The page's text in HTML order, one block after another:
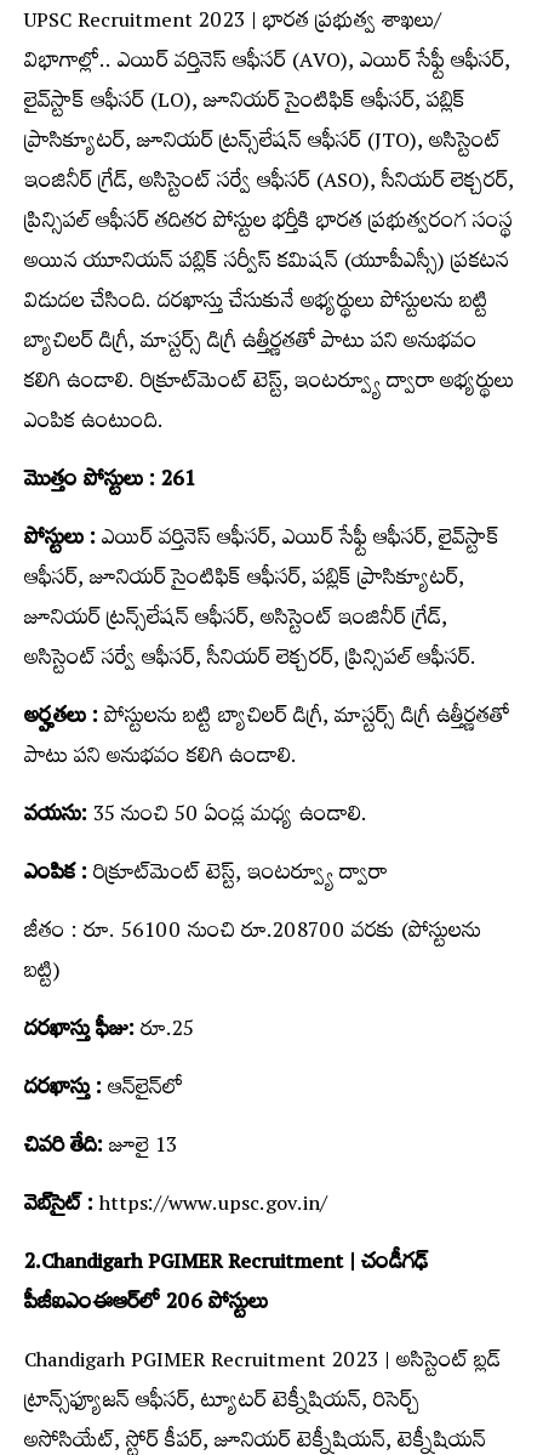
UPSC Recruitment 2023 | భార‌త‌ ప్రభుత్వ శాఖలు/
విభాగాల్లో.. ఎయిర్ వ‌ర్తినెస్ ఆఫీస‌ర్ (AVO), ఎయిర్ సేఫ్టీ ఆఫీస‌ర్,
లైవ్‌స్టాక్ ఆఫీస‌ర్ (LO), జూనియ‌ర్ సైంటిఫిక్ ఆఫీస‌ర్, ప‌బ్లిక్
ప్రాసిక్యూట‌ర్, జూనియ‌ర్ ట్ర‌న్స్‌లేష‌న్ ఆఫీస‌ర్ (JTO), అసిస్టెంట్
ఇంజినీర్ గ్రేడ్, అసిస్టెంట్ స‌ర్వే ఆఫీస‌ర్ (ASO), సీనియ‌ర్ లెక్చ‌ర‌ర్,
ప్రిన్సిప‌ల్ ఆఫీస‌ర్ త‌దిత‌ర పోస్టుల భ‌ర్తీకి భారత ప్రభుత్వరంగ సంస్థ
అయిన యూనియన్‌ పబ్లిక్‌ సర్వీస్‌ కమిషన్ (యూపీఎస్సీ) ప్ర‌క‌ట‌న
విడుద‌ల చేసింది. ద‌ర‌ఖాస్తు చేసుకునే అభ్య‌ర్థులు పోస్టుల‌ను బ‌ట్టి
బ్యాచిలర్ డిగ్రీ, మాస్టర్స్‌ డిగ్రీ ఉత్తీర్ణ‌తతో పాటు ప‌ని అనుభ‌వం
క‌లిగి ఉండాలి. రిక్రూట్‌మెంట్ టెస్ట్, ఇంటర్వ్యూ ద్వారా అభ్య‌ర్థులు
ఎంపిక ఉంటుంది.
మొత్తం పోస్టులు : 261
పోస్టులు :ఎయిర్ వ‌ర్తినెస్ ఆఫీస‌ర్, ఎయిర్ సేఫ్టీ ఆఫీస‌ర్, లైవ్‌స్టాక్
ఆఫీస‌ర్, జూనియ‌ర్ సైంటిఫిక్ ఆఫీస‌ర్, ప‌బ్లిక్ ప్రాసిక్యూట‌ర్,
జూనియ‌ర్ ట్ర‌న్స్‌లేష‌న్ ఆఫీస‌ర్, అసిస్టెంట్ ఇంజినీర్ గ్రేడ్,
అసిస్టెంట్ స‌ర్వే ఆఫీస‌ర్, సీనియ‌ర్ లెక్చ‌ర‌ర్, ప్రిన్సిప‌ల్ ఆఫీస‌ర్.
అర్హ‌త‌లు :పోస్టుల‌ను బ‌ట్టి బ్యాచిలర్ డిగ్రీ, మాస్టర్స్‌ డిగ్రీ ఉత్తీర్ణ‌తతో
పాటు ప‌ని అనుభ‌వం క‌లిగి ఉండాలి.
వయసు:35 నుంచి 50 ఏండ్ల మ‌ధ్య‌ ఉండాలి.
ఎంపిక :రిక్రూట్‌మెంట్ టెస్ట్, ఇంటర్వ్యూ ద్వారా
జీతం : రూ. 56100 నుంచి రూ.208700 వ‌ర‌కు (పోస్టులను
బ‌ట్టి)
దరఖాస్తు ఫీజు:రూ.25
దరఖాస్తు :ఆన్‌లైన్‌లో
చివరి తేది:జూలై 13
వెబ్‌సైట్ :https://www.upsc.gov.in/
2.Chandigarh PGIMER Recruitment | చండీగఢ్‌
పీజీఐఎంఈఆర్‌లో 206 పోస్టులు
Chandigarh PGIMER Recruitment 2023 | అసిస్టెంట్ బ్లడ్
ట్రాన్స్‌ఫ్యూజన్ ఆఫీసర్, ట్యూటర్ టెక్నీషియన్, రిసెర్చ్
అసోసియేట్, స్టోర్ కీపర్, జూనియర్ టెక్నీషియన్, టెక్నీషియన్